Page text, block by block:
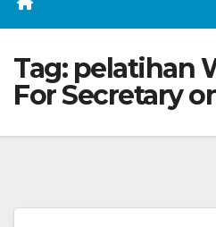
Tag: pelatihan
For Secretary